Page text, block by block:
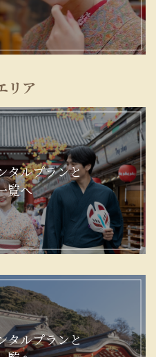
リア
タルプランと
覧へ
タルプランと